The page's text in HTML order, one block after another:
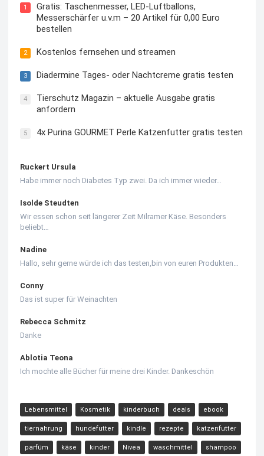
1
Gratis: Taschenmesser, LED-Luftballons,
Messerschärfer u.v.m – 20 Artikel für 0,00 Euro
bestellen
2 Kostenlos fernsehen und streamen
3 Diadermine Tages- oder Nachtcreme gratis testen
4
Tierschutz Magazin – aktuelle Ausgabe gratis
anfordern
5 4x Purina GOURMET Perle Katzenfutter gratis testen
Ruckert Ursula
Habe immer noch Diabetes Typ zwei. Da ich immer wieder…
Isolde Steudten
Wir essen schon seit längerer Zeit Milramer Käse. Besonders
beliebt…
Nadine
Hallo, sehr gerne würde ich das testen,bin von euren Produkten…
Conny
Das ist super für Weinachten
Rebecca Schmitz
Danke
Ablotia Teona
Ich mochte alle Bücher für meine drei Kinder. Dankeschön
Lebensmittel Kosmetik kinderbuch deals ebook
tiernahrung hundefutter kindle rezepte katzenfutter
parfüm käse kinder Nivea waschmittel shampoo